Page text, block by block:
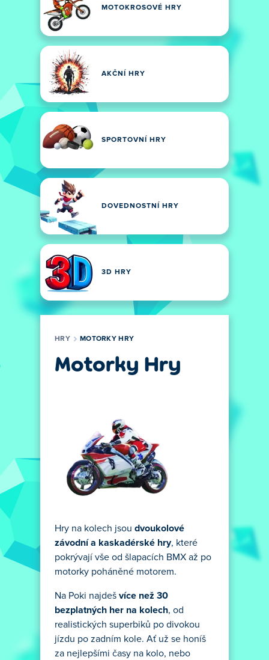
MOTOKROSOVÉ HRY
AKČNÍ HRY
SPORTOVNÍ HRY
DOVEDNOSTNÍ HRY
3D HRY
HRY MOTORKY HRY
Motorky Hry
Hry na kolech jsou dvoukolové
závodní a kaskadérské hry, které
pokrývají vše od šlapacích BMX až po
motorky poháněné motorem.
Na Poki najdeš více než 30
bezplatných her na kolech, od
realistických superbiků po divokou
jízdu po zadním kole. Ať už se honíš
za nejlepšími časy na kolo, nebo